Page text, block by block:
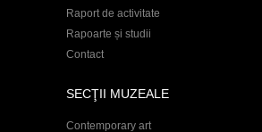
Raport de activitate
Rapoarte și studii
Contact
SECŢII MUZEALE
Contemporary art